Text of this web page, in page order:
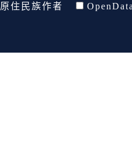
原住民族作者 OpenData